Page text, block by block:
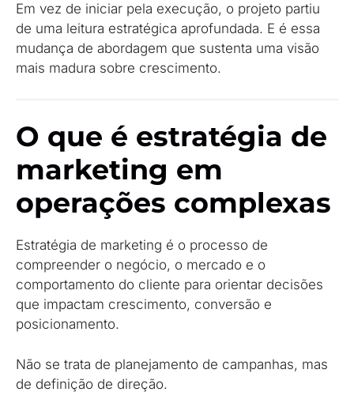
Em vez de iniciar pela execução, o projeto partiu
de uma leitura estratégica aprofundada. E é essa
mudança de abordagem que sustenta uma visão
mais madura sobre crescimento.
O que é estratégia de
marketing em
operações complexas
Estratégia de marketing é o processo de
compreender o negócio, o mercado e o
comportamento do cliente para orientar decisões
que impactam crescimento, conversão e
posicionamento.
Não se trata de planejamento de campanhas, mas
de definição de direção.